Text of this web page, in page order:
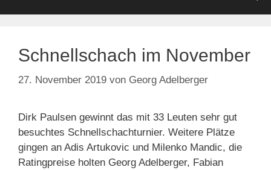
Schnellschach im November
27. November 2019 von Georg Adelberger
Dirk Paulsen gewinnt das mit 33 Leuten sehr gut
besuchtes Schnellschachturnier. Weitere Plätze
gingen an Adis Artukovic und Milenko Mandic, die
Ratingpreise holten Georg Adelberger, Fabian